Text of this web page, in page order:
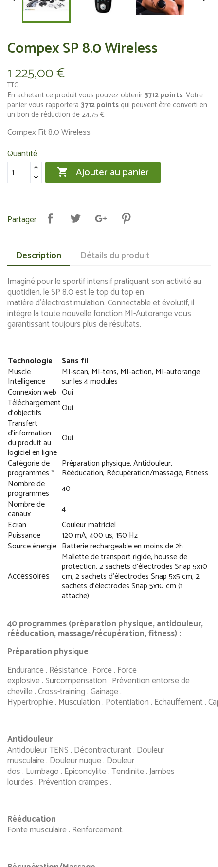
Compex SP 8.0 Wireless
1 225,00 €
TTC
En achetant ce produit vous pouvez obtenir3712points. Votre
panier vous rapportera 3712points qui peuvent être converti en
un bon de réduction de24,75 €.
Compex Fit 8.0 Wireless
Quantité
 Ajouter au panier
Partager
Description Détails du produit
Imaginé pour le sportif intensifpratiquant son activité au
quotidien,le SP 8.0 est le top du top en
matièred’électrostimulation. Connectable etévolutif, il
intègre la toute nouvellefonction MI-Autorange vous
garantissanttoujours plus de résultats.
Technologie
Sans fil
Muscle
Intelligence
MI-scan, MI-tens, MI-action, MI-autorange
sur les 4 modules
Connexion web Oui
Téléchargement
d’objectifs
Oui
Transfert
d’information
du produit au
logiciel en ligne
Oui
Catégorie de
programmes *
Préparation physique, Antidouleur,
Rééducation, Récupération/massage, Fitness
Nombre de
programmes
40
Nombre de
canaux
4
Ecran
Couleur matriciel
Puissance
120 mA, 400 us, 150 Hz
Source énergie Batterie rechargeable en moins de 2h
Accessoires
Mallette de transport rigide, housse de
protection, 2 sachets d'électrodes Snap 5x10
cm, 2 sachets d'électrodes Snap 5x5 cm, 2
sachets d'électrodes Snap 5x10 cm (1
attache)
40 programmes (préparation physique, antidouleur,
rééducation, massage/récupération, fitness) :
Préparation physique
Endurance . Résistance . Force . Force
explosive . Surcompensation . Prévention entorse de
cheville . Cross-training . Gainage .
Hypertrophie . Musculation . Potentiation . Echauffement .
Antidouleur
Antidouleur TENS . Décontracturant . Douleur
musculaire . Douleur nuque . Douleur
dos . Lumbago . Epicondylite . Tendinite . Jambes
lourdes . Prévention crampes .
Rééducation
Fonte musculaire . Renforcement.